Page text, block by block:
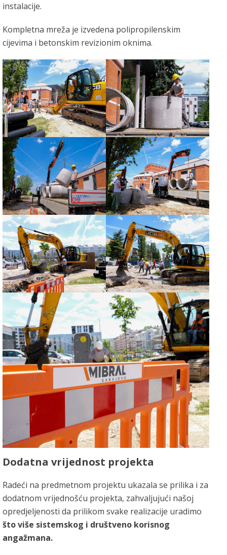
instalacije.
Kompletna mreža je izvedena polipropilenskim
cijevima i betonskim revizionim oknima.
Dodatna vrijednost projekta
Radeći na predmetnom projektu ukazala se prilika i za
dodatnom vrijednošću projekta, zahvaljujući našoj
opredjeljenosti da prilikom svake realizacije uradimo
što više sistemskog i društveno korisnog
angažmana.